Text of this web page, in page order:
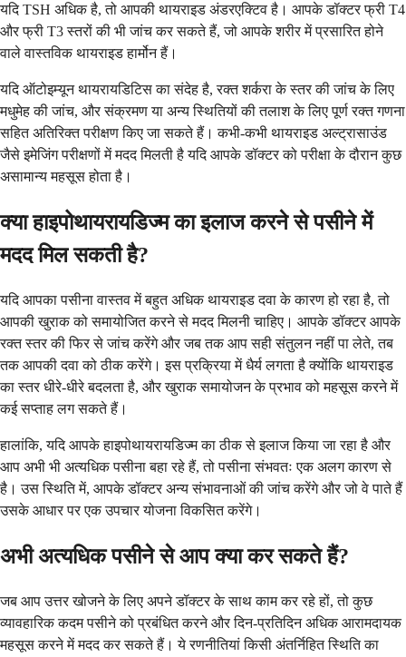
यदि TSH अधिक है, तो आपकी थायराइड अंडरएक्टिव है। आपके डॉक्टर फ्री T4
और फ्री T3 स्तरों की भी जांच कर सकते हैं, जो आपके शरीर में प्रसारित होने
वाले वास्तविक थायराइड हार्मोन हैं।
यदि ऑटोइम्यून थायरायडिटिस का संदेह है, रक्त शर्करा के स्तर की जांच के लिए
मधुमेह की जांच, और संक्रमण या अन्य स्थितियों की तलाश के लिए पूर्ण रक्त गणना
सहित अतिरिक्त परीक्षण किए जा सकते हैं। कभी-कभी थायराइड अल्ट्रासाउंड
जैसे इमेजिंग परीक्षणों में मदद मिलती है यदि आपके डॉक्टर को परीक्षा के दौरान कुछ
असामान्य महसूस होता है।
क्या हाइपोथायरायडिज्म का इलाज करने से पसीने में
मदद मिल सकती है?
यदि आपका पसीना वास्तव में बहुत अधिक थायराइड दवा के कारण हो रहा है, तो
आपकी खुराक को समायोजित करने से मदद मिलनी चाहिए। आपके डॉक्टर आपके
रक्त स्तर की फिर से जांच करेंगे और जब तक आप सही संतुलन नहीं पा लेते, तब
तक आपकी दवा को ठीक करेंगे। इस प्रक्रिया में धैर्य लगता है क्योंकि थायराइड
का स्तर धीरे-धीरे बदलता है, और खुराक समायोजन के प्रभाव को महसूस करने में
कई सप्ताह लग सकते हैं।
हालांकि, यदि आपके हाइपोथायरायडिज्म का ठीक से इलाज किया जा रहा है और
आप अभी भी अत्यधिक पसीना बहा रहे हैं, तो पसीना संभवतः एक अलग कारण से
है। उस स्थिति में, आपके डॉक्टर अन्य संभावनाओं की जांच करेंगे और जो वे पाते हैं
उसके आधार पर एक उपचार योजना विकसित करेंगे।
अभी अत्यधिक पसीने से आप क्या कर सकते हैं?
जब आप उत्तर खोजने के लिए अपने डॉक्टर के साथ काम कर रहे हों, तो कुछ
व्यावहारिक कदम पसीने को प्रबंधित करने और दिन-प्रतिदिन अधिक आरामदायक
महसूस करने में मदद कर सकते हैं। ये रणनीतियां किसी अंतर्निहित स्थिति का